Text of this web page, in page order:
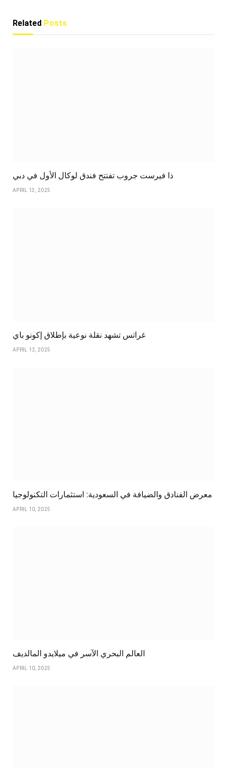
Related Posts
ذا فيرست جروب تفتتح فندق لوكال الأول في دبي
APRIL 13, 2025
غراتس تشهد نقلة نوعية بإطلاق إكونو باي
APRIL 12, 2025
معرض الفنادق والضيافة في السعودية: استثمارات التكنولوجيا
APRIL 10, 2025
العالم البحري الآسر في ميلايدو المالديف
APRIL 10, 2025